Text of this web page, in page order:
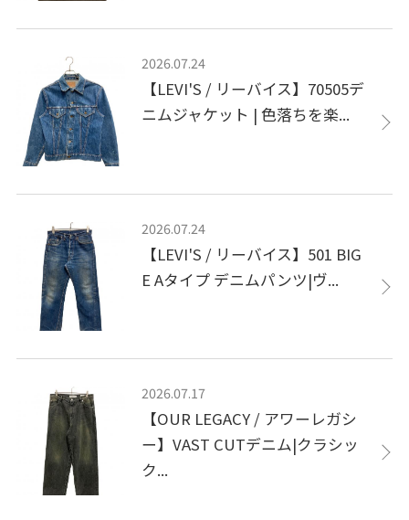
2026.07.24
【LEVI'S / リーバイス】70505デ
ニムジャケット | 色落ちを楽...
2026.07.24
【LEVI'S / リーバイス】501 BIG
E Aタイプ デニムパンツ|ヴ...
2026.07.17
【OUR LEGACY / アワーレガシ
ー】VAST CUTデニム|クラシッ
ク...